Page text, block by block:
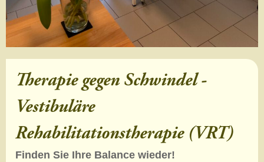
Therapie gegen Schwindel -
Vestibuläre
Rehabilitationstherapie (VRT)
Finden Sie Ihre Balance wieder!